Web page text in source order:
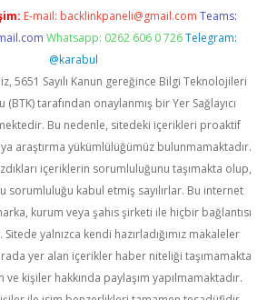
E-mail: backlinkpaneli@gmail.com Teams:
Whatsapp: 0262 606 0 726 Telegram:
@karabul
5651 Sayılı Kanun gereğince Bilgi Teknolojileri
tarafından onaylanmış bir Yer Sağlayıcı
Bu nedenle, sitedeki içerikleri proaktif
araştırma yükümlülüğümüz bulunmamaktadır.
içeriklerin sorumluluğunu taşımakta olup,
sorumluluğu kabul etmiş sayılırlar. Bu internet
kurum veya şahıs şirketi ile hiçbir bağlantısı
yalnızca kendi hazırladığımız makaleler
yer alan içerikler haber niteliği taşımamakta
kişiler hakkında paylaşım yapılmamaktadır.